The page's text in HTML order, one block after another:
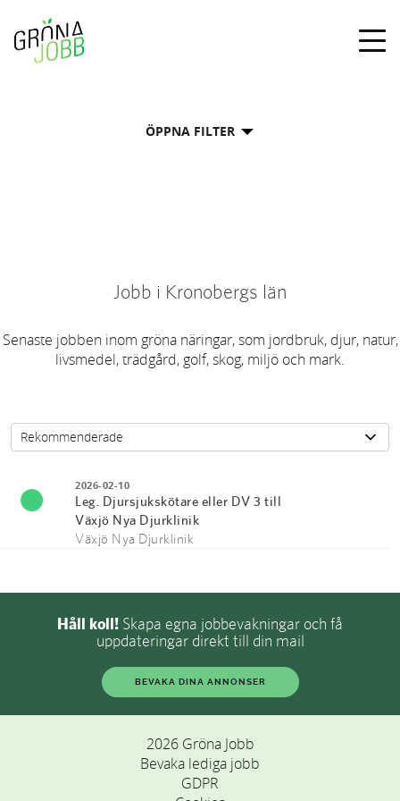
ÖPPNA FILTER
Jobb i Kronobergs län
Senaste jobben inom gröna näringar, som jordbruk, djur, natur,
livsmedel, trädgård, golf, skog, miljö och mark.
2026-02-10
Leg. Djursjukskötare eller DV 3 till
Växjö Nya Djurklinik
Växjö Nya Djurklinik
Håll koll! Skapa egna jobbevakningar och få
uppdateringar direkt till din mail
BEVAKA DINA ANNONSER
2026 Gröna Jobb
Bevaka lediga jobb
GDPR